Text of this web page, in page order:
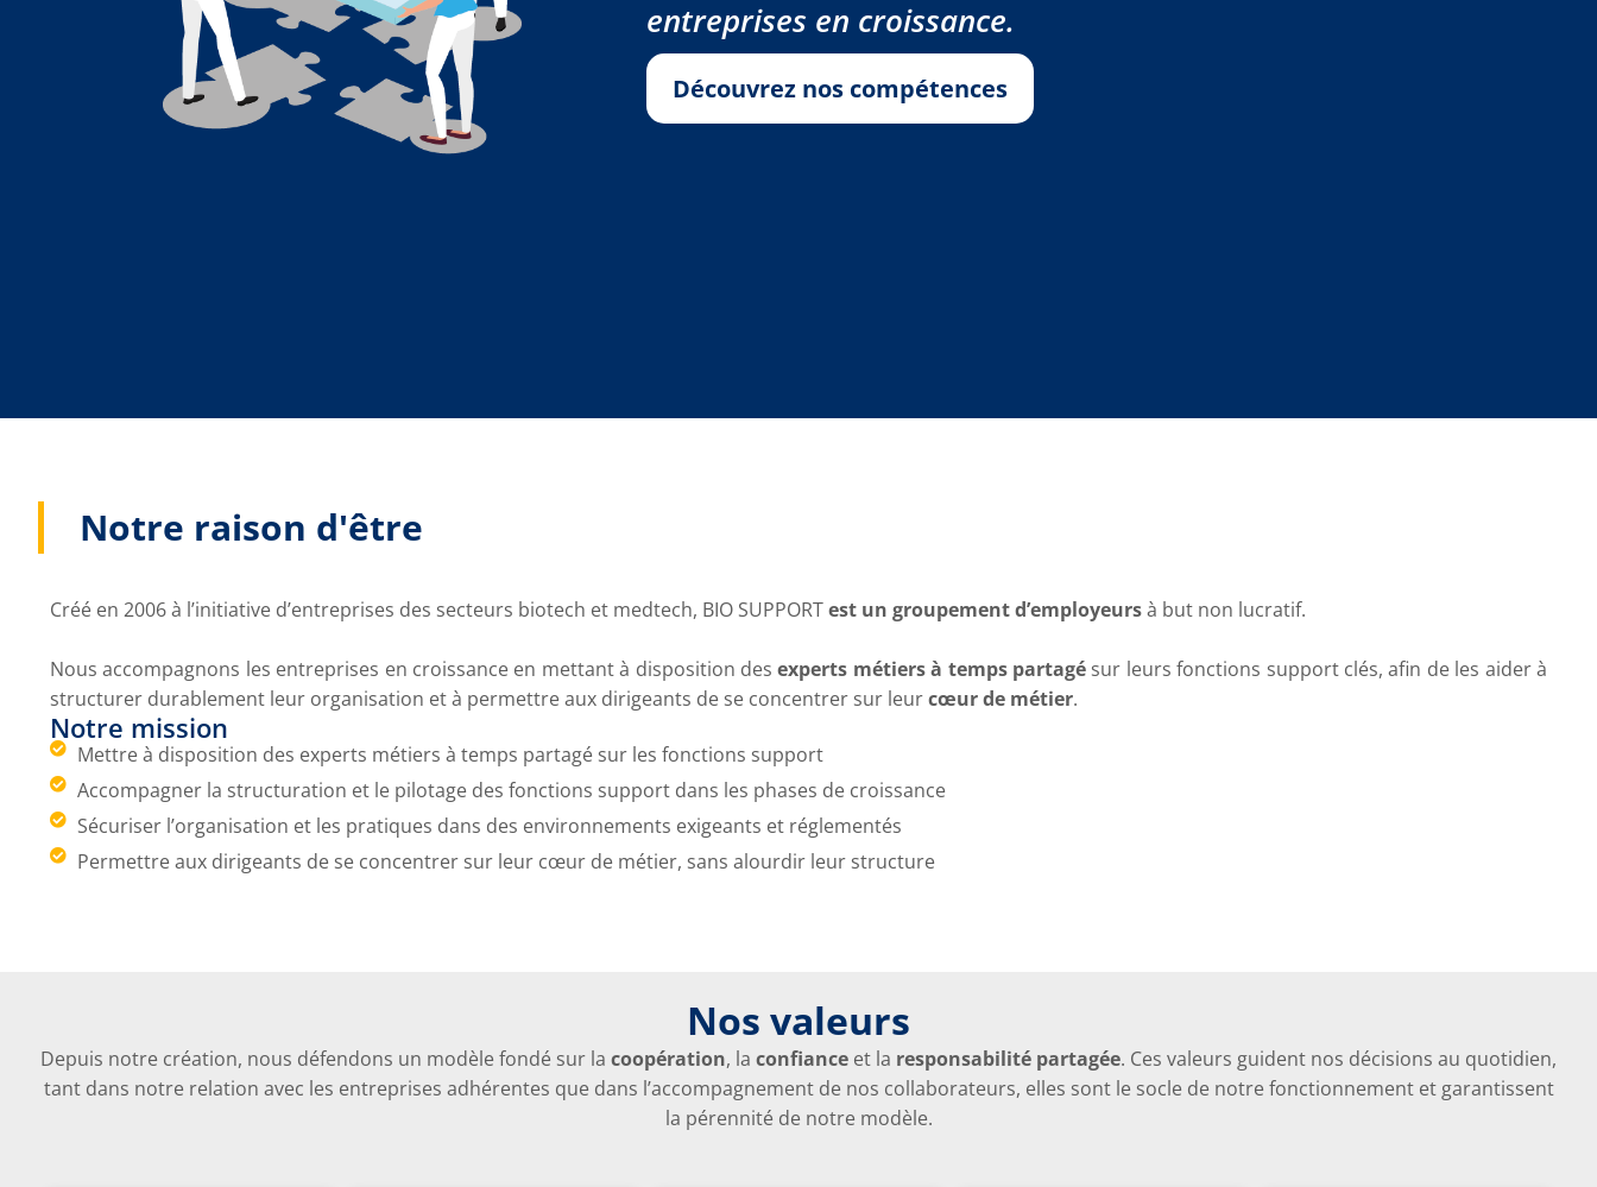
entreprises en croissance.
Découvrez nos compétences
Notre raison d'être
Créé en 2006 à l’initiative d’entreprises des secteurs biotech et medtech, BIO SUPPORTest un groupement d’employeursà but non lucratif.
Nous accompagnons les entreprises en croissance en mettant à disposition desexperts métiers à temps partagé sur leurs fonctions support clés, afin de les aider à
structurer durablement leur organisation et à permettre aux dirigeants de se concentrer sur leurcœur de métier.
Notre mission
Mettre à disposition des experts métiers à temps partagé sur les fonctions support
Accompagner la structuration et le pilotage des fonctions support dans les phases de croissance
Sécuriser l’organisation et les pratiques dans des environnements exigeants et réglementés
Permettre aux dirigeants de se concentrer sur leur cœur de métier, sans alourdir leur structure
Nos valeurs
Depuis notre création, nous défendons un modèle fondé sur la coopération, la confiance et la responsabilité partagée. Ces valeurs guident nos décisions au quotidien,
tant dans notre relation avec les entreprises adhérentes que dans l’accompagnement de nos collaborateurs, elles sont le socle de notre fonctionnement et garantissent
la pérennité de notre modèle.